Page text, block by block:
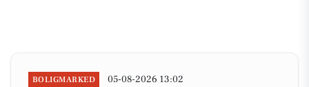
BOLIGMARKED 05-08-2026 13:02